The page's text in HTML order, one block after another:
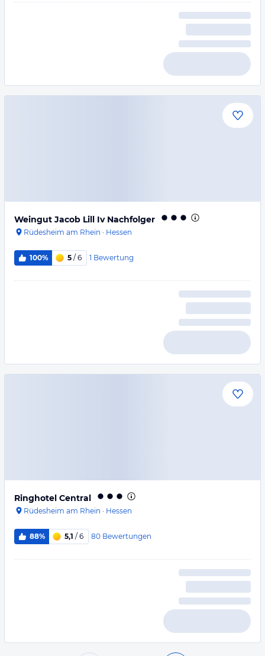
Weingut Jacob Lill Iv Nachfolger
Rüdesheim am Rhein · Hessen
100% 5 / 6 1 Bewertung
Ringhotel Central
Rüdesheim am Rhein · Hessen
88% 5,1 / 6 80 Bewertungen